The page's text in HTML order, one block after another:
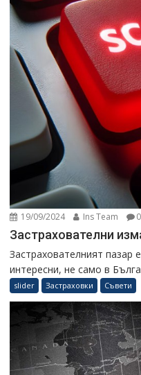
19/09/2024 Ins Team 0
Застрахователни
Застрахователният пазар
интересни, не само в
slider Застраховки Съвети